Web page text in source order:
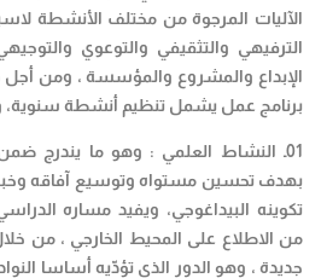
الآليات المرجوة من مختلف الأنشطة
الترفيهي والتثقيفي والتوعوي
الإبداع والمشروع والمؤسسة ، ومن أجل
برنامج عمل يشمل تنظيم أنشطة سنوية،
01ـ النشاط العلمي : وهو ما يندرج
بهدف تحسين مستواه وتوسيع آفاقه
تكوينه البيداغوجي، ويفيد مساره
من الاطلاع على المحيط الخارجي ، من
جديدة ، وهو الدور الذي تؤدّيه أساسا